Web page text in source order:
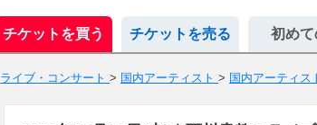
チケットを買う チケットを売る 初め
ライブ・コンサート > 国内アーティスト > 国内アーティス